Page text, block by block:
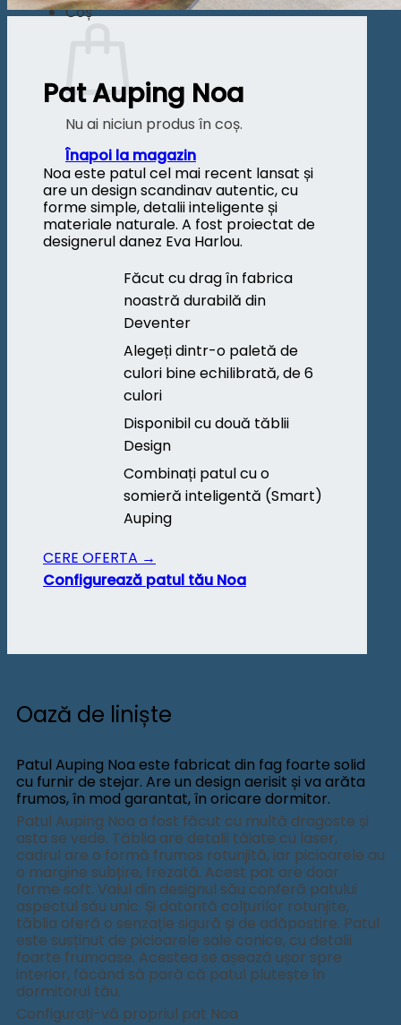
Coș
Nu ai niciun produs în coș.
Înapoi la magazin
Pat Auping Noa
Noa este patul cel mai recent lansat și
are un design scandinav autentic, cu
forme simple, detalii inteligente și
materiale naturale. A fost proiectat de
designerul danez Eva Harlou.
Făcut cu drag în fabrica
noastră durabilă din
Deventer
Alegeți dintr-o paletă de
culori bine echilibrată, de 6
culori
Disponibil cu două tăblii
Design
Combinați patul cu o
somieră inteligentă (Smart)
Auping
CERE OFERTA →
Configurează patul tău Noa
Oază de liniște
Patul Auping Noa este fabricat din fag foarte solid
cu furnir de stejar. Are un design aerisit și va arăta
frumos, în mod garantat, în oricare dormitor.
Patul Auping Noa a fost făcut cu multă dragoste și
asta se vede. Tăblia are detalii tăiate cu laser,
cadrul are o formă frumos rotunjită, iar picioarele au
o margine subțire, frezată. Acest pat are doar
forme soft. Valul din designul său conferă patului
aspectul său unic. Și datorită colțurilor rotunjite,
tăblia oferă o senzație sigură și de adăpostire. Patul
este susținut de picioarele sale conice, cu detalii
foarte frumoase. Acestea se așează ușor spre
interior, făcând să pară că patul plutește în
dormitorul tău.
Configurați-vă propriul pat Noa